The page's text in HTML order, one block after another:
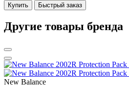
Купить Быстрый заказ
Другие товары бренда
New Balance